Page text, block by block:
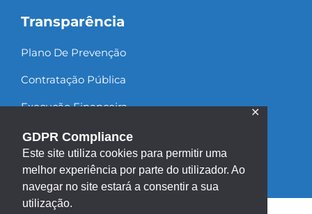
GDPR Compliance
Este site utiliza cookies para permitir uma
melhor experiência por parte do utilizador. Ao
navegar no site estará a consentir a sua
utilização.
✕
Transparência
Plano De Prevenção
Contratação Pública
Execução Financeira
Recursos Humanos